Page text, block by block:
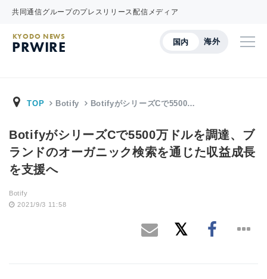
共同通信グループのプレスリリース配信メディア
国内 海外
KYODO NEWS
PRWIRE
TOP Botify BotifyがシリーズCで5500…
BotifyがシリーズCで5500万ドルを調達、ブ
ランドのオーガニック検索を通じた収益成長
を支援へ
Botify
2021/9/3 11:58